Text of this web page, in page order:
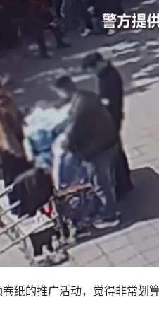
纸的推广活动，觉得非常划